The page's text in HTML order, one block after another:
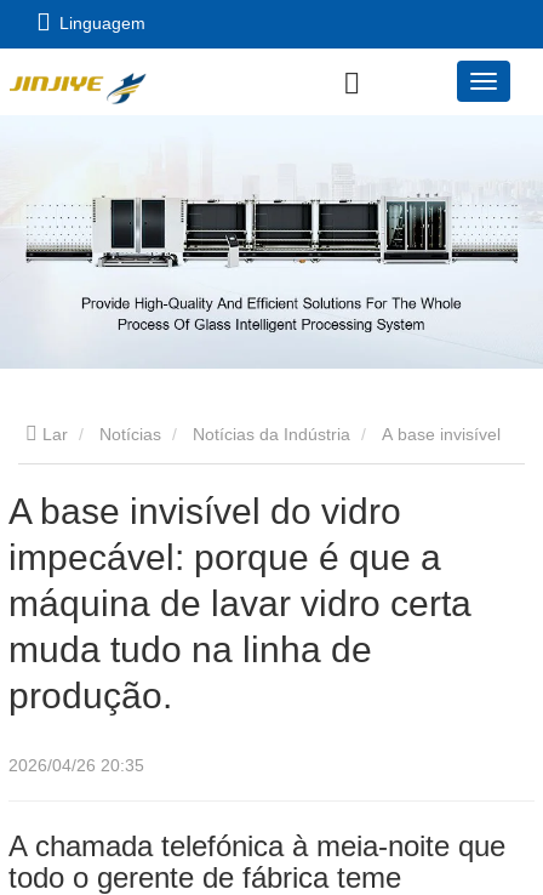
Linguagem
Lar Notícias Notícias da Indústria
do vidro impecável: por que a lavadora de vidro certa muda
tudo na linha de produção.
A base invisível do vidro
impecável: porque é que a
máquina de lavar vidro certa
muda tudo na linha de
produção.
2026/04/26 20:35
A chamada telefónica à meia-noite que
todo o gerente de fábrica teme